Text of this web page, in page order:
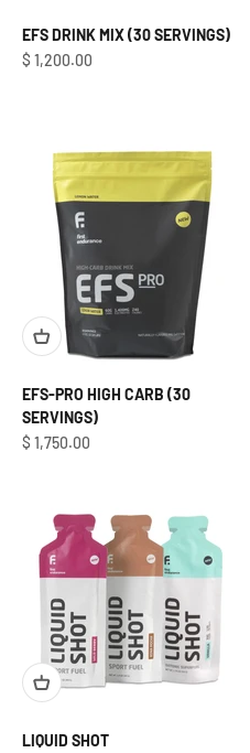
EFS DRINK MIX (30 SERVINGS)
Precio de oferta
$ 1,200.00
EFS-PRO HIGH CARB (30
SERVINGS)
Precio de oferta
$ 1,750.00
LIQUID SHOT